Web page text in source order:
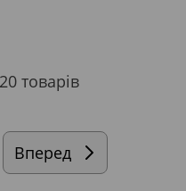
товарів
Вперед